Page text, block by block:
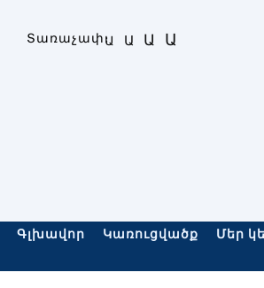
Տառաչափ։Ա Ա Ա Ա
Գլխավոր Կառուցվածք Մեր